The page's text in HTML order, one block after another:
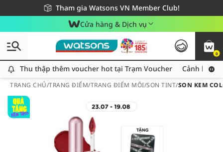
Tham gia Watsons VN Member Club!
Miễn phí giao hàng cho đơn hàng từ 249,000Đ
Giao hàng nhanh 24h - Áp dụng khu vực TP. Hồ Chí Minh
Cửa hàng & Dịch vụ
0
Thu thập thêm voucher hot tại Trạm Voucher
Thu thập thêm voucher hot tại Trạm Voucher Cảnh báo
TRANG CHỦ/TRANG ĐIỂM/TRANG ĐIỂM MÔI/SON TINT/SON KEM